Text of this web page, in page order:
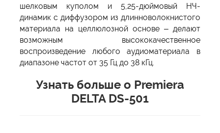
шелковым куполом и 5,25-дюймовый НЧ-
динамик с диффузором из длинноволокнистого
материала на целлюлозной основе – делают
возможным высококачественное
воспроизведение любого аудиоматериала в
диапазоне частот от 35 Гц до 38 кГц.
Узнать больше о Premiera
DELTA DS-501